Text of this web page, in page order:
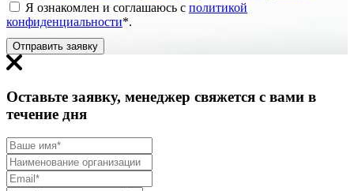
Я ознакомлен и соглашаюсь с политикой
конфиденциальности*.
Отправить заявку
Оставьте заявку, менеджер свяжется с вами в
течение дня